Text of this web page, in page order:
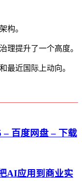
构。
理提升了一个高度。
最近国际上动向。
– 百度网盘 – 下载
AI应用到商业实